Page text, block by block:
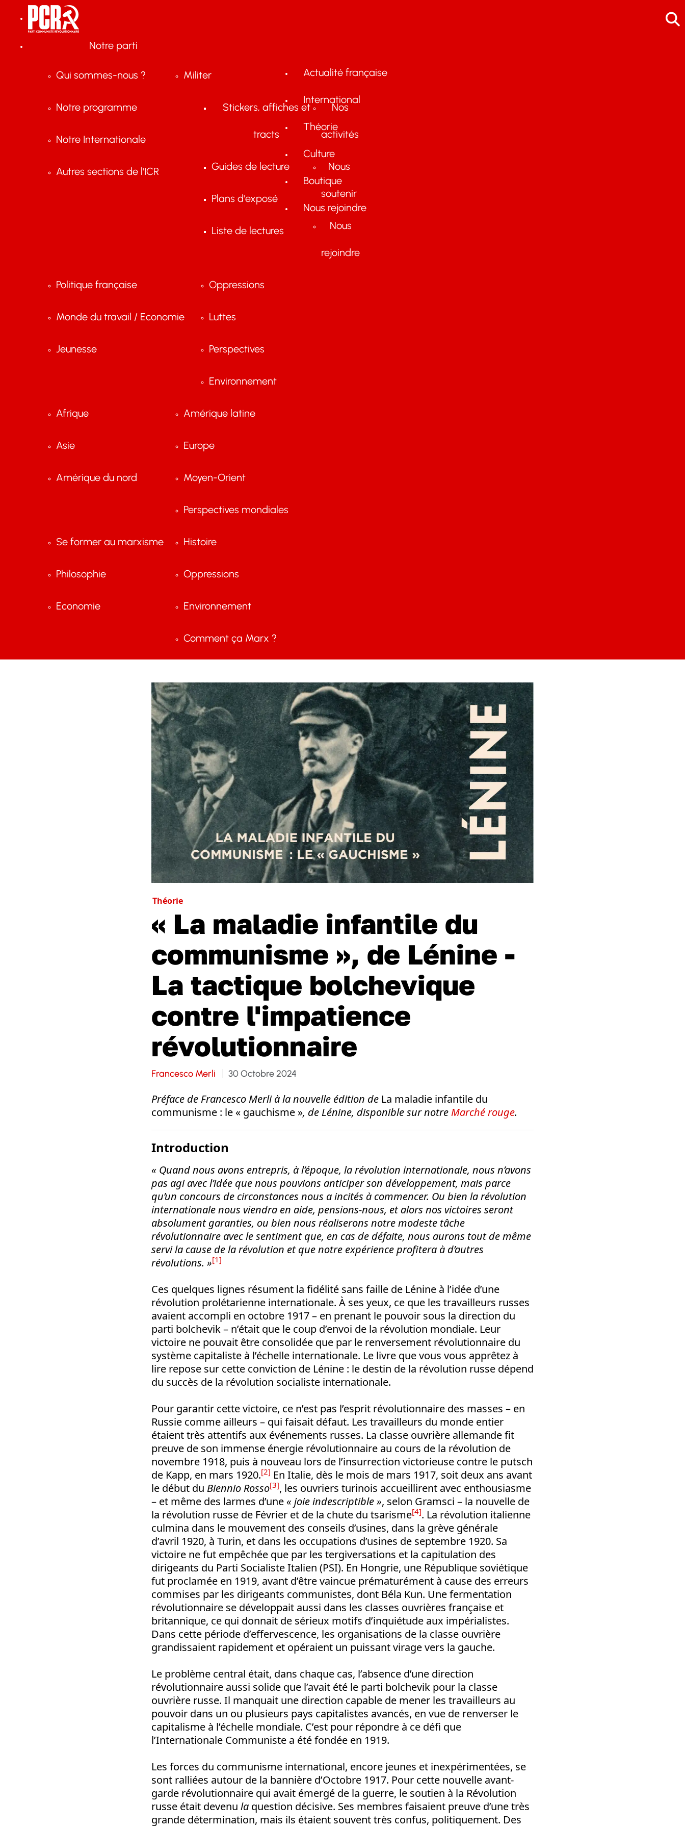
Notre parti
Qui sommes-nous ?
Notre programme
Notre Internationale
Autres sections de l'ICR
Militer
Stickers, affiches et
tracts
Guides de lecture
Plans d'exposé
Liste de lectures
Nos
activités
Nous
soutenir
Nous
rejoindre
Actualité française
Politique française
Monde du travail / Economie
Jeunesse
Oppressions
Luttes
Perspectives
Environnement
International
Afrique
Asie
Amérique du nord
Amérique latine
Europe
Moyen-Orient
Perspectives mondiales
Théorie
Se former au marxisme
Philosophie
Economie
Histoire
Oppressions
Environnement
Comment ça Marx ?
Culture
Boutique
Nous rejoindre
Théorie
« La maladie infantile du
communisme », de Lénine -
La tactique bolchevique
contre l'impatience
révolutionnaire
Francesco Merli 30 Octobre 2024
Préface de Francesco Merli à la nouvelle édition de La maladie infantile du
communisme : le « gauchisme », de Lénine, disponible sur notreMarché rouge.
Introduction
« Quand nous avons entrepris, à l’époque, la révolution internationale, nous n’avons
pas agi avec l’idée que nous pouvions anticiper son développement, mais parce
qu’un concours de circonstances nous a incités à commencer. Ou bien la révolution
internationale nous viendra en aide, pensions-nous, et alors nos victoires seront
absolument garanties, ou bien nous réaliserons notre modeste tâche
révolutionnaire avec le sentiment que, en cas de défaite, nous aurons tout de même
servi la cause de la révolution et que notre expérience profitera à d’autres
révolutions. »[1]
Ces quelques lignes résument la fidélité sans faille de Lénine à l’idée d’une
révolution prolétarienne internationale. À ses yeux, ce que les travailleurs russes
avaient accompli en octobre 1917 – en prenant le pouvoir sous la direction du
parti bolchevik – n’était que le coup d’envoi de la révolution mondiale. Leur
victoire ne pouvait être consolidée que par le renversement révolutionnaire du
système capitaliste à l’échelle internationale. Le livre que vous vous apprêtez à
lire repose sur cette conviction de Lénine : le destin de la révolution russe dépend
du succès de la révolution socialiste internationale.
Pour garantir cette victoire, ce n’est pas l’esprit révolutionnaire des masses – en
Russie comme ailleurs – qui faisait défaut. Les travailleurs du monde entier
étaient très attentifs aux événements russes. La classe ouvrière allemande fit
preuve de son immense énergie révolutionnaire au cours de la révolution de
novembre 1918, puis à nouveau lors de l’insurrection victorieuse contre le putsch
de Kapp, en mars 1920.[2] En Italie, dès le mois de mars 1917, soit deux ans avant
le début du Biennio Rosso[3], les ouvriers turinois accueillirent avec enthousiasme
– et même des larmes d’une « joie indescriptible », selon Gramsci – la nouvelle de
la révolution russe de Février et de la chute du tsarisme[4]. La révolution italienne
culmina dans le mouvement des conseils d’usines, dans la grève générale
d’avril 1920, à Turin, et dans les occupations d’usines de septembre 1920. Sa
victoire ne fut empêchée que par les tergiversations et la capitulation des
dirigeants du Parti Socialiste Italien (PSI). En Hongrie, une République soviétique
fut proclamée en 1919, avant d’être vaincue prématurément à cause des erreurs
commises par les dirigeants communistes, dont Béla Kun. Une fermentation
révolutionnaire se développait aussi dans les classes ouvrières française et
britannique, ce qui donnait de sérieux motifs d’inquiétude aux impérialistes.
Dans cette période d’effervescence, les organisations de la classe ouvrière
grandissaient rapidement et opéraient un puissant virage vers la gauche.
Le problème central était, dans chaque cas, l’absence d’une direction
révolutionnaire aussi solide que l’avait été le parti bolchevik pour la classe
ouvrière russe. Il manquait une direction capable de mener les travailleurs au
pouvoir dans un ou plusieurs pays capitalistes avancés, en vue de renverser le
capitalisme à l’échelle mondiale. C’est pour répondre à ce défi que
l’Internationale Communiste a été fondée en 1919.
Les forces du communisme international, encore jeunes et inexpérimentées, se
sont ralliées autour de la bannière d’Octobre 1917. Pour cette nouvelle avant-
garde révolutionnaire qui avait émergé de la guerre, le soutien à la Révolution
russe était devenu la question décisive. Ses membres faisaient preuve d’une très
grande détermination, mais ils étaient souvent très confus, politiquement. Des